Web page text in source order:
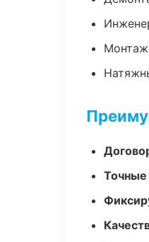
Монтаж
Точные